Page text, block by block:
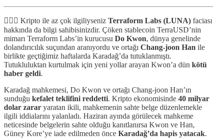
🤦🏼‍♂️ Kripto ile az çok ilgiliyseniz Terraform Labs (LUNA) faciası
hakkında da bilgi sahibisinizdir. Çöken stablecoin TerraUSD’nin
mimarı Terraform Labs’in kurucusu Do Kwon, dünya genelinde
dolandırıcılık suçundan aranıyordu ve ortağı Chang-joon Han ile
birlikte geçtiğimiz haftalarda Karadağ’da tutuklanmıştı.
Tutukluluktan kurtulmak için yeni yollar arayan Kwon’a dün kötü
haber geldi.
Karadağ mahkemesi, Do Kwon ve ortağı Chang-joon Han’ın
sunduğu kefalet teklifini reddetti. Kripto ekonomisinde 40 milyar
dolar zarar yaratan ikili, mahkemenin sahte belge düzenlemekle
ilgili iddialarını yalanladı. Haziran ayında görülecek mahkeme
neticesinde belgelerin sahte olduğu kanıtlanırsa Kwon ve Han,
Güney Kore’ye iade edilmeden önce Karadağ’da hapis yatacak.